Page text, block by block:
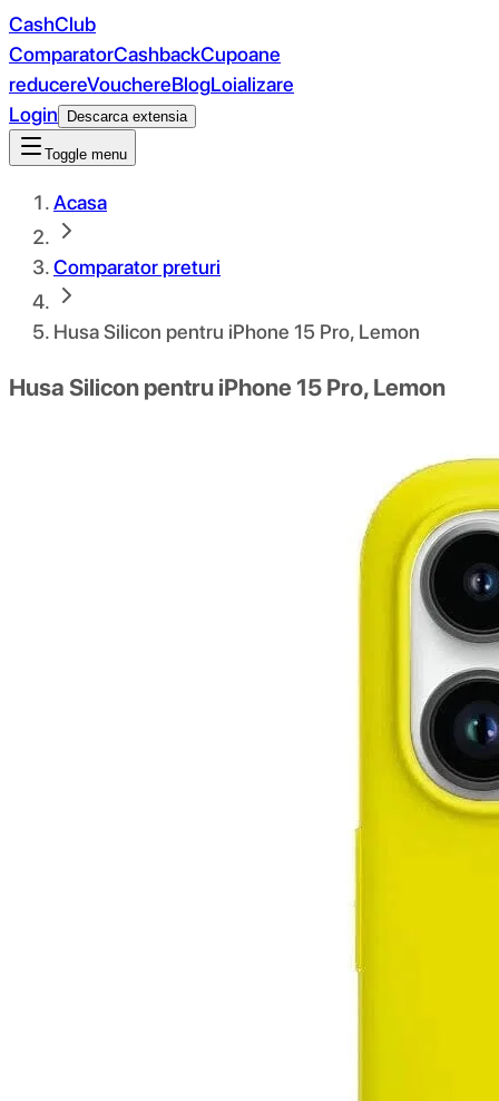
CashClub
ComparatorCashbackCupoane
reducereVouchereBlogLoializare
Login
Descarca extensia
Toggle menu
Acasa
Comparator preturi
Husa Silicon pentru iPhone 15 Pro, Lemon
Husa Silicon pentru iPhone 15 Pro, Lemon